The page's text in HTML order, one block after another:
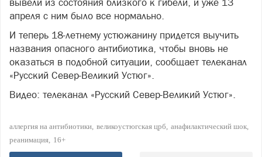
вывели из состояния близкого к гибели, и уже 13
апреля с ним было все нормально.
И теперь 18-летнему устюжанину придется выучить
названия опасного антибиотика, чтобы вновь не
оказаться в подобной ситуации, сообщает телеканал
«Русский Север-Великий Устюг».
Видео: телеканал «Русский Север-Великий Устюг».
аллергия на антибиотики великоустюгская црб анафилактический шок
реанимация 16+